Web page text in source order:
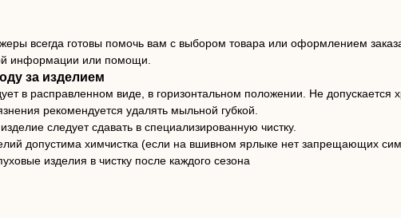
всегда готовы помочь вам с выбором товара или оформлением
информации или помощи.
за изделием
в расправленном виде, в горизонтальном положении. Не
рекомендуется удалять мыльной губкой.
следует сдавать в специализированную чистку.
допустима химчистка (если на вшивном ярлыке нет запрещающих
изделия в чистку после каждого сезона